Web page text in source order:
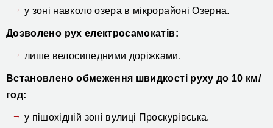
у зоні навколо озера в мікрорайоні Озерна.
Дозволено рух електросамокатів:
лише велосипедними доріжками.
Встановлено обмеження швидкості руху до 10 км/
год:
у пішохідній зоні вулиці Проскурівська.